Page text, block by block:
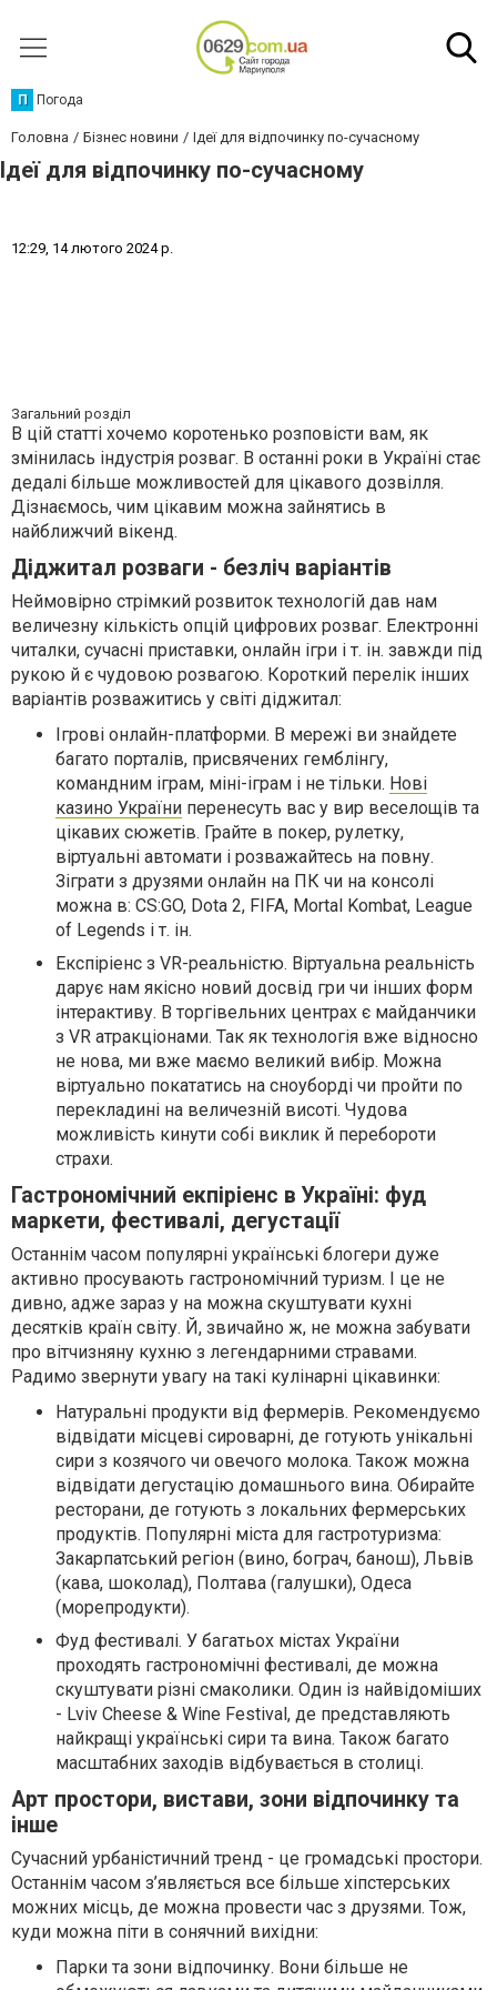
П Погода
Головна Бізнес новини Ідеї для відпочинку по-сучасному
Ідеї для відпочинку по-сучасному
12:29, 14лютого 2024р.
Загальний розділ
В цій статті хочемо коротенько розповісти вам, як
змінилась індустрія розваг. В останні роки в Україні стає
дедалі більше можливостей для цікавого дозвілля.
Дізнаємось, чим цікавим можна зайнятись в
найближчий вікенд.
Діджитал розваги - безліч варіантів
Неймовірно стрімкий розвиток технологій дав нам
величезну кількість опцій цифрових розваг. Електронні
читалки, сучасні приставки, онлайн ігри і т. ін. завжди під
рукою й є чудовою розвагою. Короткий перелік інших
варіантів розважитись у світі діджитал:
Ігрові онлайн-платформи. В мережі ви знайдете
багато порталів, присвячених гемблінгу,
командним іграм, міні-іграм і не тільки. Нові
казино України перенесуть вас у вир веселощів та
цікавих сюжетів. Грайте в покер, рулетку,
віртуальні автомати і розважайтесь на повну.
Зіграти з друзями онлайн на ПК чи на консолі
можна в: CS:GO, Dota 2, FIFA, Mortal Kombat, League
of Legends і т. ін.
Експіріенс з VR-реальністю. Віртуальна реальність
дарує нам якісно новий досвід гри чи інших форм
інтерактиву. В торгівельних центрах є майданчики
з VR атракціонами. Так як технологія вже відносно
не нова, ми вже маємо великий вибір. Можна
віртуально покататись на сноуборді чи пройти по
перекладині на величезній висоті. Чудова
можливість кинути собі виклик й перебороти
страхи.
Гастрономічний екпіріенс в Україні: фуд
маркети, фестивалі, дегустації
Останнім часом популярні українські блогери дуже
активно просувають гастрономічний туризм. І це не
дивно, адже зараз у на можна скуштувати кухні
десятків країн світу. Й, звичайно ж, не можна забувати
про вітчизняну кухню з легендарними стравами.
Радимо звернути увагу на такі кулінарні цікавинки:
Натуральні продукти від фермерів. Рекомендуємо
відвідати місцеві сироварні, де готують унікальні
сири з козячого чи овечого молока. Також можна
відвідати дегустацію домашнього вина. Обирайте
ресторани, де готують з локальних фермерських
продуктів. Популярні міста для гастротуризма:
Закарпатський регіон (вино, бограч, банош), Львів
(кава, шоколад), Полтава (галушки), Одеса
(морепродукти).
Фуд фестивалі. У багатьох містах України
проходять гастрономічні фестивалі, де можна
скуштувати різні смаколики. Один із найвідоміших
- Lviv Cheese & Wine Festival, де представляють
найкращі українські сири та вина. Також багато
масштабних заходів відбувається в столиці.
Арт простори, вистави, зони відпочинку та
інше
Сучасний урбаністичний тренд - це громадські простори.
Останнім часом з’являється все більше хіпстерських
можних місць, де можна провести час з друзями. Тож,
куди можна піти в сонячний вихідни:
Парки та зони відпочинку. Вони більше не